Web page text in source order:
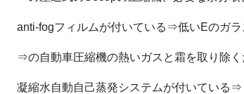
anti-fogフィルムが付いている⇒低いEのガ
⇒の自動車圧縮機の熱いガスと霜を取り除く
凝縮水自動自己蒸発システムが付いている⇒